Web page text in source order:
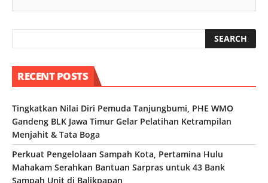
RECENT POSTS
Tingkatkan Nilai Diri Pemuda Tanjungbumi, PHE WMO
Gandeng BLK Jawa Timur Gelar Pelatihan Ketrampilan
Menjahit & Tata Boga
Perkuat Pengelolaan Sampah Kota, Pertamina Hulu
Mahakam Serahkan Bantuan Sarpras untuk 43 Bank
Sampah Unit di Balikpapan